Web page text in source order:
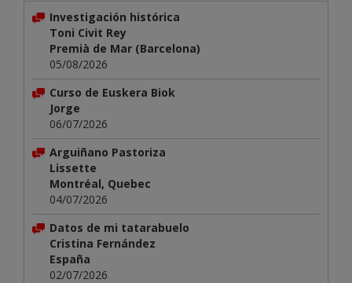
Investigación histórica
Toni Civit Rey
Premià de Mar (Barcelona)
05/08/2026
Curso de Euskera Biok
Jorge
06/07/2026
Arguiñano Pastoriza
Lissette
Montréal, Quebec
04/07/2026
Datos de mi tatarabuelo
Cristina Fernández
España
02/07/2026